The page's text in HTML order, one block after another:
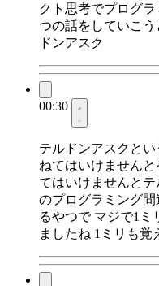
クト思考でプログ
つの話をしていこ
ドンアスク
00:30
テルドンアスクと
ねてはいけません
てはいけませんと
のプログラミング
るやつで マジで1
ましたね 1ミリも覚